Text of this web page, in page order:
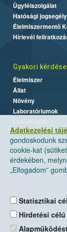
Adatkezelési
gondoskodunk
cookie-kat
érdekében,
„Elfogadom”
Statisztikai
Hirdetési
Ügyfélszolgálat
Hatósági jogsegély
Élelmiszermentő
Hírlevél
Gyakori
Élelmiszer
Állat
Növény
Laboratóriumok